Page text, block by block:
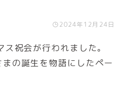
2024年12月24日
祝会が行われました。
の誕生を物語にしたペー